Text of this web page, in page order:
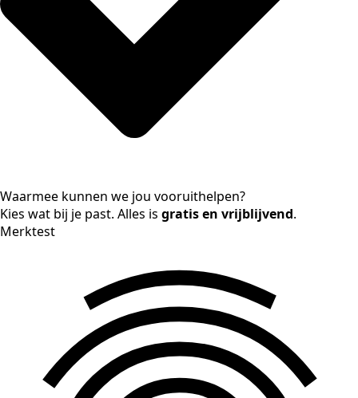
Waarmee kunnen we jou vooruithelpen?
Kies wat bij je past. Alles is gratis en vrijblijvend.
Merktest